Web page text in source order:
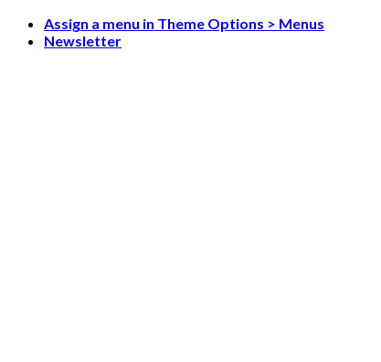
Skip
Assign a menu in Theme Options > Menus
Newsletter